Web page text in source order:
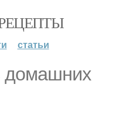
статьи
домашних